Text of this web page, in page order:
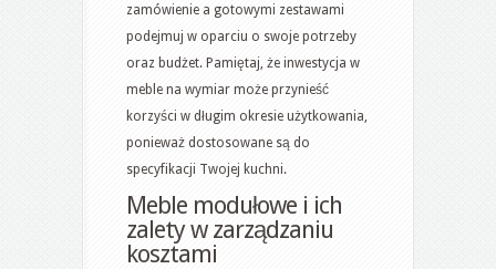
zamówienie a gotowymi zestawami
podejmuj w oparciu o swoje potrzeby
oraz budżet. Pamiętaj, że inwestycja w
meble na wymiar może przynieść
korzyści w długim okresie użytkowania,
ponieważ dostosowane są do
specyfikacji Twojej kuchni.
Meble modułowe i ich
zalety w zarządzaniu
kosztami